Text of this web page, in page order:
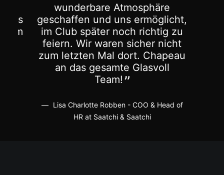
zu
nicht
& Head of
uns den ganzen Tag begleitet
hat. Klare Empfehlung an alle
Brautpaare!
Kristina & Stephan